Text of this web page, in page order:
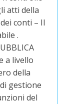
atti della
conti – Il
.
a livello
della
gestione
del